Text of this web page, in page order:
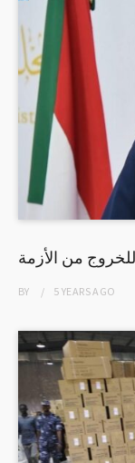
من الأزمة
BY 5 YEARSAGO